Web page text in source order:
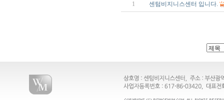
1 센텀비지니스센터 입니다.